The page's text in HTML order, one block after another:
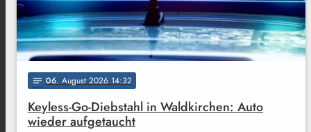
notes 06. August 2026 14:32
Keyless-Go-Diebstahl in Waldkirchen: Auto
wieder aufgetaucht